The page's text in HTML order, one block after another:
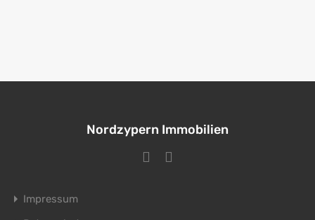
Nordzypern Immobilien
Impressum